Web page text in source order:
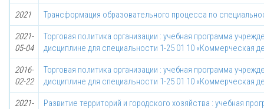
2021 Трансформация образовательного процесса по
2021-
05-04
Торговая политика организации : учебная программа
дисциплине для специальности 1-25 01 10 «Коммерческая
2016-
02-22
Торговая политика организации : учебная программа
дисциплине для специальности 1-25 01 10 «Коммерческая
2021-
Развитие территорий и городского хозяйства : учебная